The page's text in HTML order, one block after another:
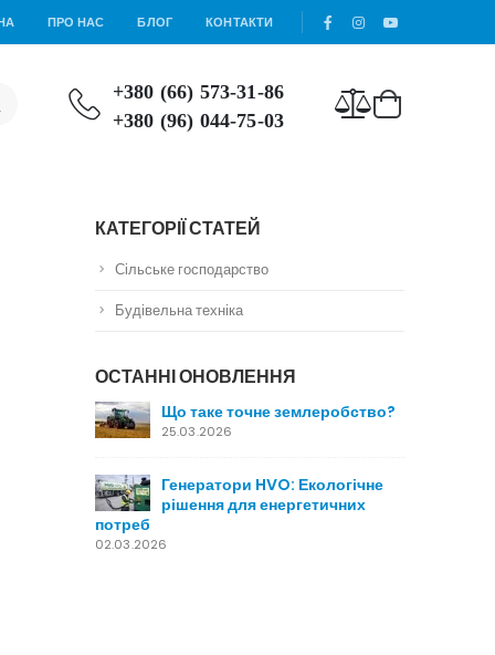
ПРО НАС БЛОГ КОНТАКТИ
+380 (66) 573-31-86
+380 (96) 044-75-03
КАТЕГОРІЇ СТАТЕЙ
Сільське господарство
Будівельна техніка
ОСТАННІ ОНОВЛЕННЯ
Що таке точне землеробство?
25.03.2026
Генератори HVO: Екологічне
рішення для енергетичних
потреб
02.03.2026